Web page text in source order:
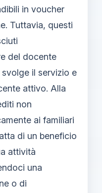
in voucher
Tuttavia, questi
del docente
il servizio e
attivo. Alla
non
ai familiari
di un beneficio
attività
una
o di